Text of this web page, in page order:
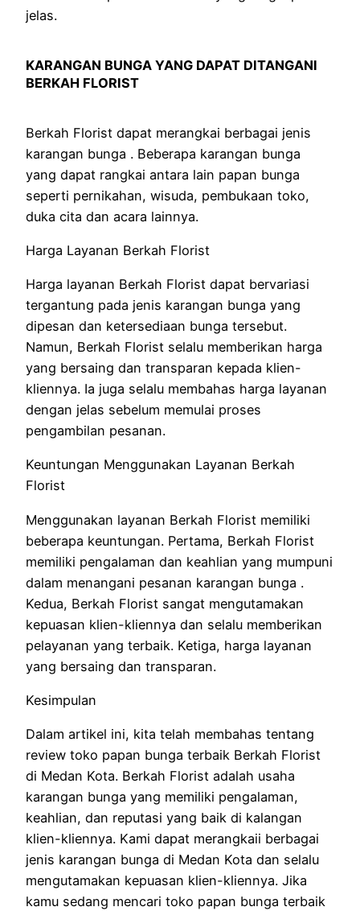
jelas.
KARANGAN BUNGA YANG DAPAT DITANGANI
BERKAH FLORIST
Berkah Florist dapat merangkai berbagai jenis
karangan bunga . Beberapa karangan bunga
yang dapat rangkai antara lain papan bunga
seperti pernikahan, wisuda, pembukaan toko,
duka cita dan acara lainnya.
Harga Layanan Berkah Florist
Harga layanan Berkah Florist dapat bervariasi
tergantung pada jenis karangan bunga yang
dipesan dan ketersediaan bunga tersebut.
Namun, Berkah Florist selalu memberikan harga
yang bersaing dan transparan kepada klien-
kliennya. Ia juga selalu membahas harga layanan
dengan jelas sebelum memulai proses
pengambilan pesanan.
Keuntungan Menggunakan Layanan Berkah
Florist
Menggunakan layanan Berkah Florist memiliki
beberapa keuntungan. Pertama, Berkah Florist
memiliki pengalaman dan keahlian yang mumpuni
dalam menangani pesanan karangan bunga .
Kedua, Berkah Florist sangat mengutamakan
kepuasan klien-kliennya dan selalu memberikan
pelayanan yang terbaik. Ketiga, harga layanan
yang bersaing dan transparan.
Kesimpulan
Dalam artikel ini, kita telah membahas tentang
review toko papan bunga terbaik Berkah Florist
di Medan Kota. Berkah Florist adalah usaha
karangan bunga yang memiliki pengalaman,
keahlian, dan reputasi yang baik di kalangan
klien-kliennya. Kami dapat merangkaii berbagai
jenis karangan bunga di Medan Kota dan selalu
mengutamakan kepuasan klien-kliennya. Jika
kamu sedang mencari toko papan bunga terbaik